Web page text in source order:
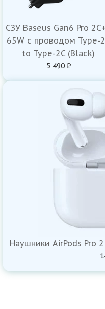
СЗУ Baseus Gan6 Pro
65W с проводом Type-
to Type-2C (Black)
5 490 ₽
Наушники AirPods Pro